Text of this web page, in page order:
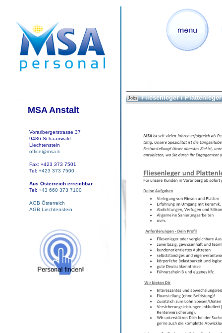
MSA Anstalt
Vorarlbergerstrasse 37
9486 Schaanwald
Liechtenstein
office@msa.li
Fax: +423 373 7501
Tel: +423 373 7500
Aus Österreich erreichbar
Tel: +43 660 373 7100
AGB Österreich
AGB Liechtenstein
Jobs Fliesenleger / Plattenleger